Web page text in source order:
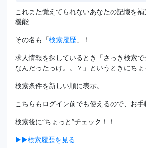
これまた覚えてられないあなたの記憶を
機能！
その名も「検索履歴 」！
求人情報を探しているとき「さっき検索
なんだったっけ。。？」というときにちょ
検索条件を新しい順に表示。
こちらもログイン前でも使えるので、お
検索後に”ちょっと”チェック！！
▶▶検索履歴を見る